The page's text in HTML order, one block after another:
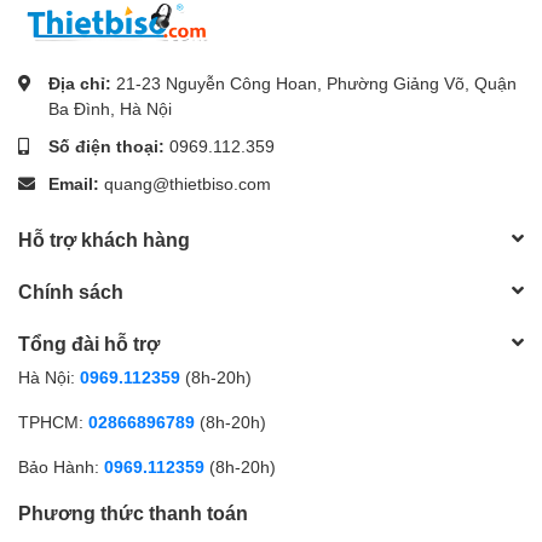
Địa chỉ: 21-23 Nguyễn Công Hoan, Phường Giảng Võ, Quận
Ba Đình, Hà Nội
Số điện thoại: 0969.112.359
Email: quang@thietbiso.com
Hỗ trợ khách hàng
Chính sách
Tổng đài hỗ trợ
Hà Nội: 0969.112359 (8h-20h)
TPHCM: 02866896789 (8h-20h)
Bảo Hành: 0969.112359 (8h-20h)
Phương thức thanh toán